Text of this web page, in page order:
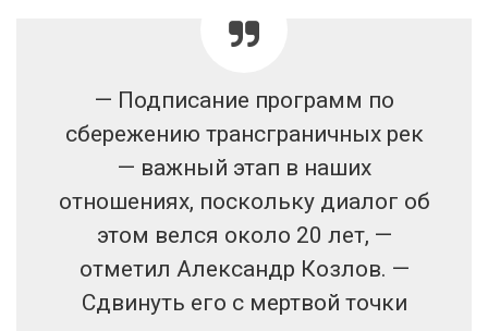
— Подписание программ по
сбережению трансграничных рек
— важный этап в наших
отношениях, поскольку диалог об
этом велся около 20 лет, —
отметил Александр Козлов. —
Сдвинуть его с мертвой точки